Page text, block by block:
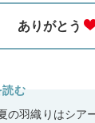
読む
の羽織りはシア